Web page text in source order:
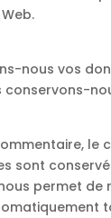
nous vos
conservons-
le
sont
permet de